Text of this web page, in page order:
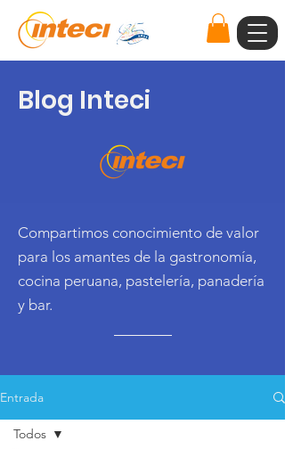
Blog Inteci
Compartimos conocimiento de valor
para los amantes de la gastronomía,
cocina peruana, pastelería, panadería
y bar.
Entrada
Todos